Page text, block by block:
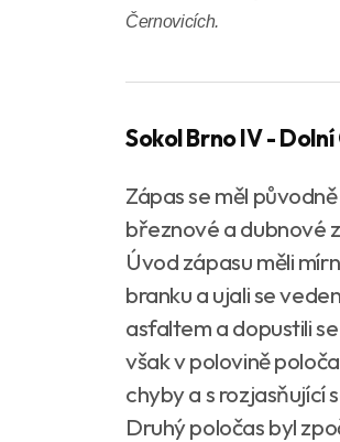
Černovicích.
Sokol Brno IV - Dolní
Zápas se měl
březnové a dubnové
Úvod zápasu měli
branku a ujali se
asfaltem a dopustili
však v polovině
chyby a s rozjasňující
Druhý poločas byl